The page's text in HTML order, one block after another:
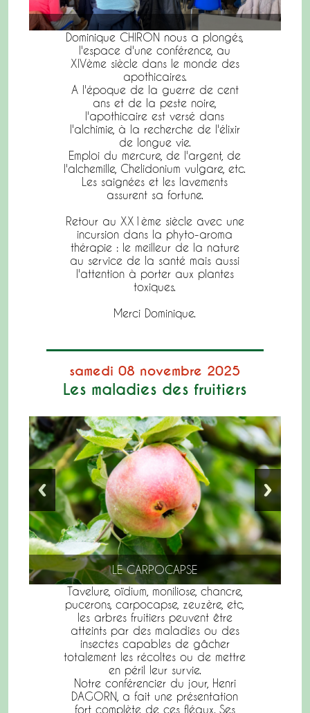
Dominique CHIRON nous a plongés,
l'espace d'une conférence, au
XIVème siècle dans le monde des
apothicaires.
A l'époque de la guerre de cent
ans et de la peste noire,
l'apothicaire est versé dans
l'alchimie, à la recherche de l'élixir
de longue vie.
Emploi du mercure, de l'argent, de
l'alchemille, Chelidonium vulgare, etc.
Les saignées et les lavements
assurent sa fortune.
Retour au XX1ème siècle avec une
incursion dans la phyto-aroma
thérapie : le meilleur de la nature
au service de la santé mais aussi
l'attention à porter aux plantes
toxiques.
Merci Dominique.
samedi 08 novembre 2025
Les maladies des fruitiers
LE CARPOCAPSE
Tavelure, oïdium, moniliose, chancre,
pucerons, carpocapse, zeuzère, etc,
les arbres fruitiers peuvent être
atteints par des maladies ou des
insectes capables de gâcher
totalement les récoltes ou de mettre
en péril leur survie.
Notre conférencier du jour, Henri
DAGORN, a fait une présentation
fort complète de ces fléaux. Ses